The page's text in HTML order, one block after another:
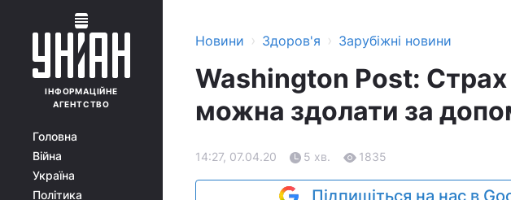
ІНФОРМАЦІЙНЕ
АГЕНТСТВО
Головна
Війна
Україна
Політика
Новини › Здоров'я › Зарубіжні новини
Washington Post:
можна здолати за
14:27, 07.04.20 5 хв. 1835
Підпишіться на нас в